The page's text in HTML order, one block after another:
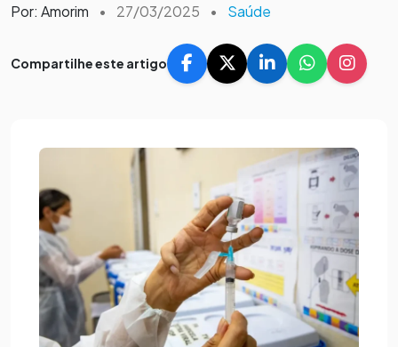
Por: Amorim • 27/03/2025 • Saúde
Compartilhe este artigo